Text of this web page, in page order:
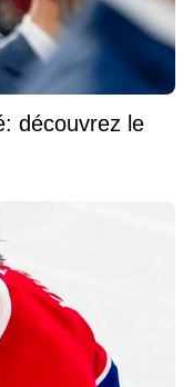
découvrez le